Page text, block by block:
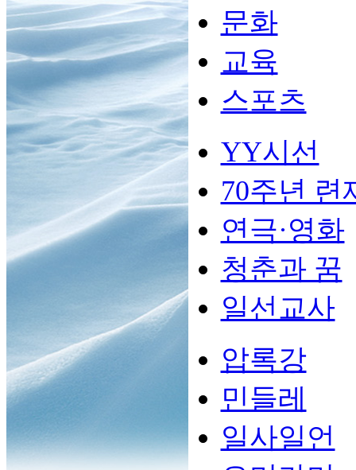
문화
교육
스포츠
YY시선
70주년 련
연극·영화
청춘과 꿈
일선교사
압록강
민들레
일사일언